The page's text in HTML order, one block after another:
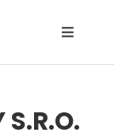
Toggle
S.R.O.